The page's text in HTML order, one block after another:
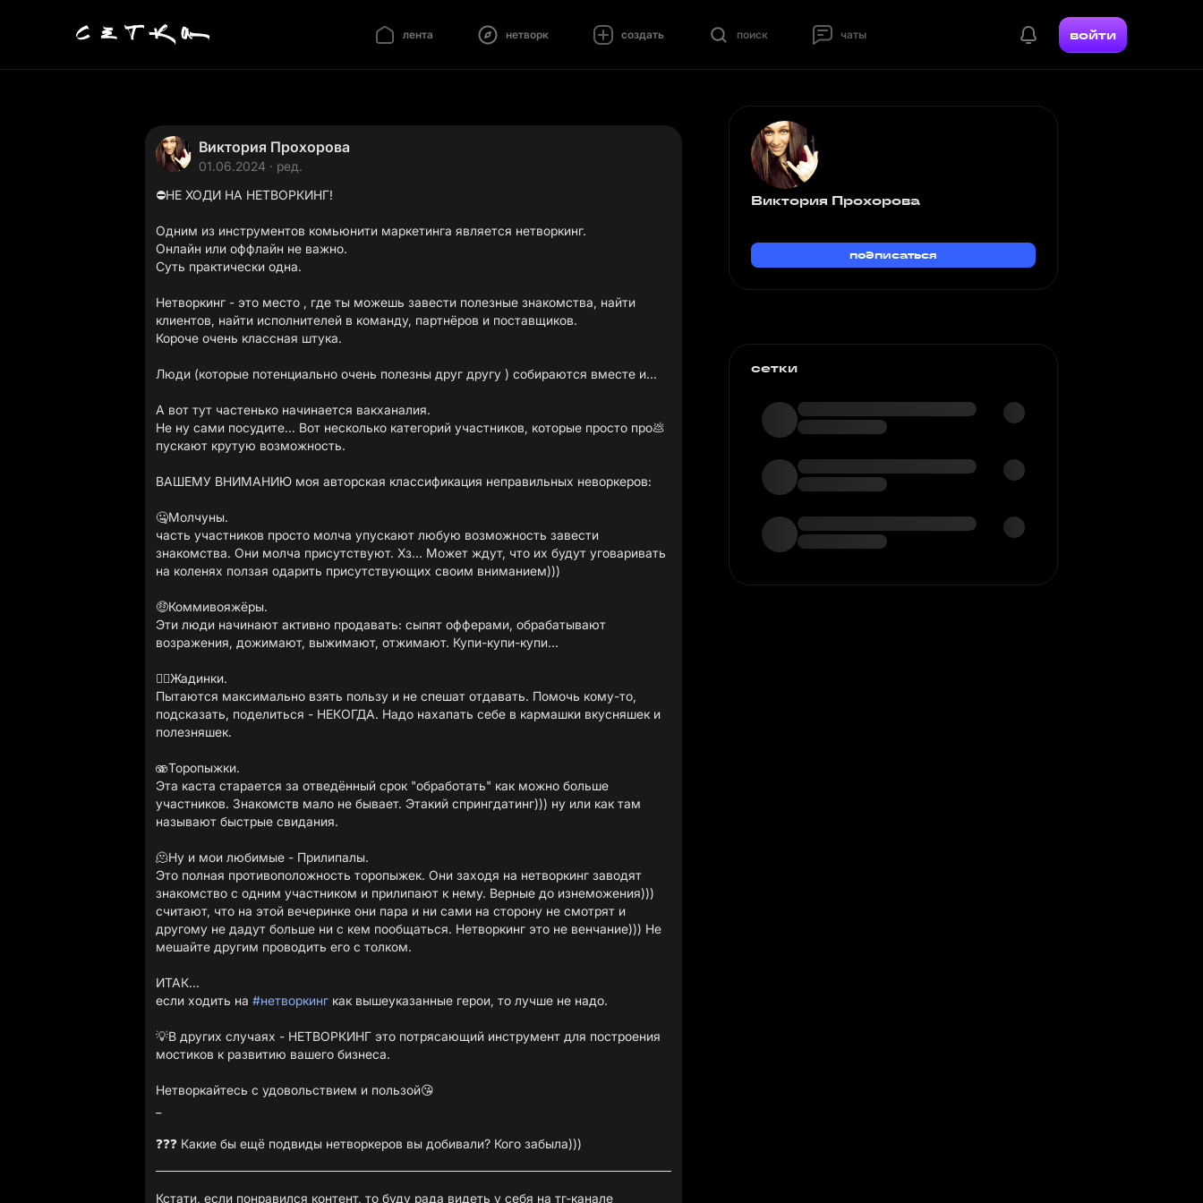
лента нетворк создать поиск чаты войти
Виктория Прохорова
01.06.2024 · ред.
⛔️НЕ ХОДИ НА НЕТВОРКИНГ!
Одним из инструментов комьюнити маркетинга является нетворкинг.
Онлайн или оффлайн не важно.
Суть практически одна.
Нетворкинг - это место , где ты можешь завести полезные знакомства, найти
клиентов, найти исполнителей в команду, партнёров и поставщиков.
Короче очень классная штука.
Люди (которые потенциально очень полезны друг другу ) собираются вместе и...
А вот тут частенько начинается вакханалия.
Не ну сами посудите... Вот несколько категорий участников, которые просто про💩
пускают крутую возможность.
ВАШЕМУ ВНИМАНИЮ моя авторская классификация неправильных неворкеров:
🤐Молчуны.
часть участников просто молча упускают любую возможность завести
знакомства. Они молча присутствуют. Хз... Может ждут, что их будут уговаривать
на коленях ползая одарить присутствующих своим вниманием)))
🤑Коммивояжёры.
Эти люди начинают активно продавать: сыпят офферами, обрабатывают
возражения, дожимают, выжимают, отжимают. Купи-купи-купи...
😶‍🌫️Жадинки.
Пытаются максимально взять пользу и не спешат отдавать. Помочь кому-то,
подсказать, поделиться - НЕКОГДА. Надо нахапать себе в кармашки вкусняшек и
полезняшек.
🫨Торопыжки.
Эта каста старается за отведённый срок "обработать" как можно больше
участников. Знакомств мало не бывает. Этакий спрингдатинг))) ну или как там
называют быстрые свидания.
🫠Ну и мои любимые - Прилипалы.
Это полная противоположность торопыжек. Они заходя на нетворкинг заводят
знакомство с одним участником и прилипают к нему. Верные до изнеможения)))
считают, что на этой вечеринке они пара и ни сами на сторону не смотрят и
другому не дадут больше ни с кем пообщаться. Нетворкинг это не венчание))) Не
мешайте другим проводить его с толком.
ИТАК...
если ходить на #нетворкинг как вышеуказанные герои, то лучше не надо.
💡В других случаях - НЕТВОРКИНГ это потрясающий инструмент для построения
мостиков к развитию вашего бизнеса.
Нетворкайтесь с удовольствием и пользой😘
❓❓❓ Какие бы ещё подвиды нетворкеров вы добивали? Кого забыла)))
Кстати, если понравился контент, то буду рада видеть у себя на тг-канале
Виктория Прохорова
подписаться
сетки